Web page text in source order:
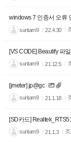
windows 7 인증서 오류
suritam9 22.4.30
[VS CODE] Beautify 파
suritam9 21.12.5
[jmeter] jp@gc
suritam9 21.1.18
[SD카드]
suritam9 21.1.3